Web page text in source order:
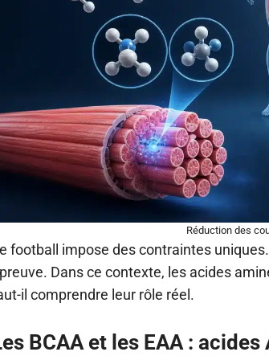
Réduction des
football impose des contraintes
Dans ce contexte, les acides
il comprendre leur rôle réel.
BCAA et les EAA :